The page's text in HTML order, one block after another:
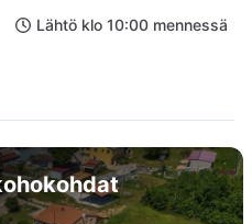
Lähtö klo 10:00 mennessä